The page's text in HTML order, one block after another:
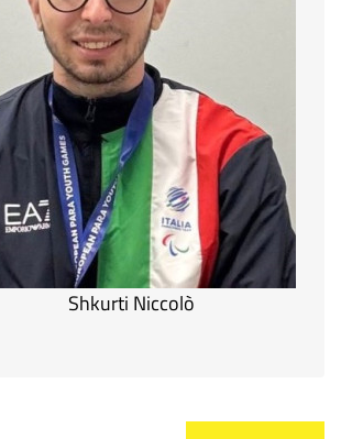
Shkurti Niccolò